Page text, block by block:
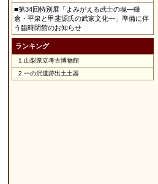
■第34回特別展「よみがえる武士の魂―鎌
倉・平泉と甲斐源氏の武家文化―」準備に伴
う臨時閉館のお知らせ
ランキング
1. 山梨県立考古博物館
2. 一の沢遺跡出土土器